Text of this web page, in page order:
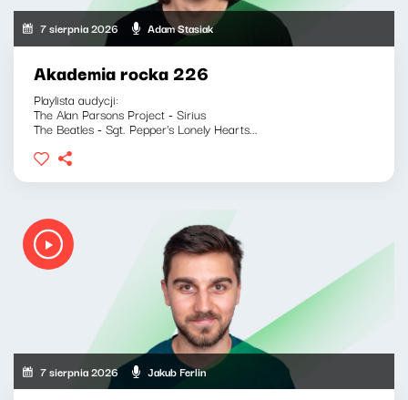
7 sierpnia 2026 Adam Stasiak
Akademia rocka 226
Playlista audycji:
The Alan Parsons Project - Sirius
The Beatles - Sgt. Pepper's Lonely Hearts...
7 sierpnia 2026 Jakub Ferlin